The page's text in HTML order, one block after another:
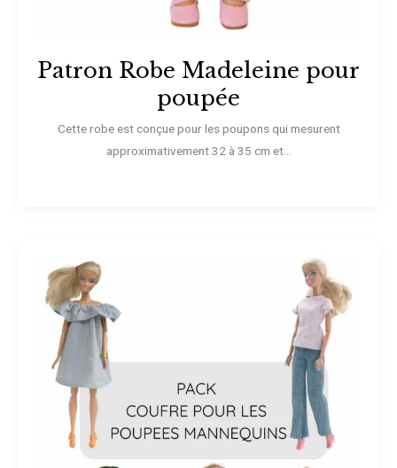
Patron Robe Madeleine pour
poupée
Cette robe est conçue pour les poupons qui mesurent
approximativement 32 à 35 cm et...